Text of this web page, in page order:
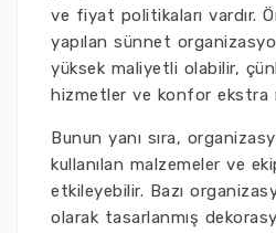
ve fiyat politikaları vardır.
yapılan sünnet
yüksek maliyetli olabilir,
hizmetler ve konfor ekstra
Bunun yanı sıra,
kullanılan malzemeler ve
etkileyebilir. Bazı
olarak tasarlanmış